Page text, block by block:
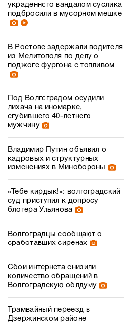
украденного вандалом суслика
подбросили в мусорном мешке
В Ростове задержали водителя
из Мелитополя по делу о
поджоге фургона с топливом
Под Волгоградом осудили
лихача на иномарке,
сгубившего 40-летнего
мужчину
Владимир Путин объявил о
кадровых и структурных
изменениях в Минобороны
«Тебе кирдык!»: волгоградский
суд приступил к допросу
блогера Ульянова
Волгоградцы сообщают о
сработавших сиренах
Сбои интернета снизили
количество обращений в
Волгоградскую облдуму
Трамвайный переезд в
Дзержинском районе